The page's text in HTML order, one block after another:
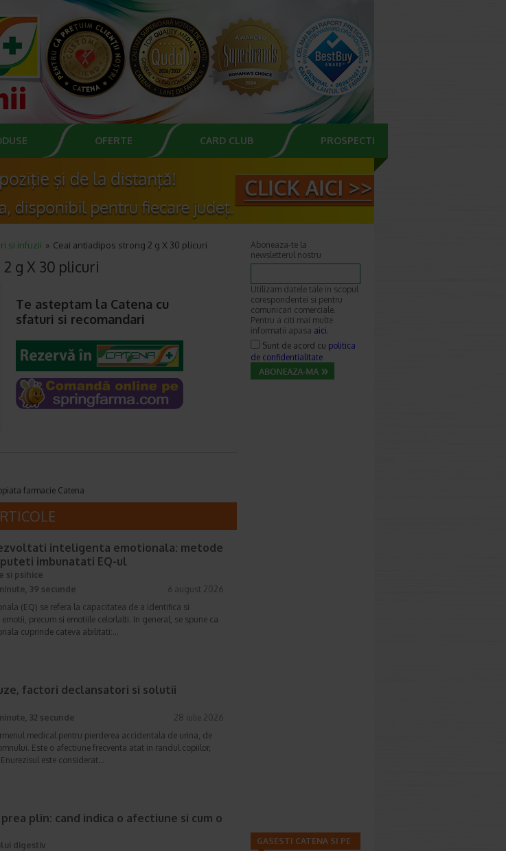
OFERTE CARD CLUB PROSPECTE
si infuzii Ceai antiadipos strong 2 g X 30 plicuri
g X 30 plicuri
Te asteptam la Catena cu
sfaturi si recomandari
farmacie Catena
inteligenta emotionala: metode
imbunatati EQ-ul
si psihice
39 secunde
6 august 2026
(EQ) se refera la capacitatea de a identifica si
precum si emotiile celorlalti. In general, se spune ca
cuprinde cateva abilitati:…
factori declansatori si solutii
32 secunde
28 iulie 2026
medical pentru pierderea accidentala de urina, de
Este o afectiune frecventa atat in randul copiilor,
este considerat…
plin: cand indica o afectiune si cum o
digestiv
Aboneaza-te la
newsletterul nostru
Utilizam datele tale in scopul
corespondentei si pentru
comunicari comerciale.
Pentru a citi mai multe
informatii apasa aici.
Sunt de acord cu politica
de confidentialitate
GASESTI CATENA SI PE